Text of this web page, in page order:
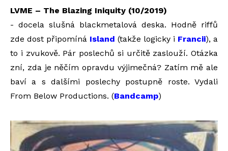
LVME – The Blazing Iniquity (10/2019)
- docela slušná blackmetalová deska. Hodně riffů
zde dost připomíná Island (takže logicky i Francii), a
to i zvukově. Pár poslechů si určitě zaslouží. Otázka
zní, zda je něčím opravdu výjimečná? Zatím mě ale
baví a s dalšími poslechy postupně roste. Vydali
From Below Productions. (Bandcamp)